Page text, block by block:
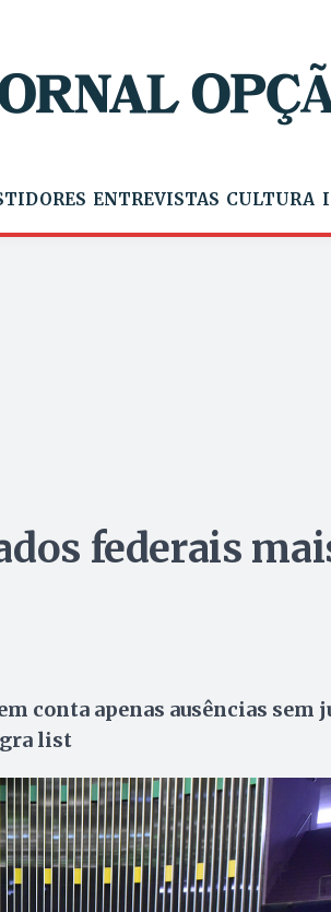
ENTREVISTAS CULTURA
federais
conta apenas ausências
list